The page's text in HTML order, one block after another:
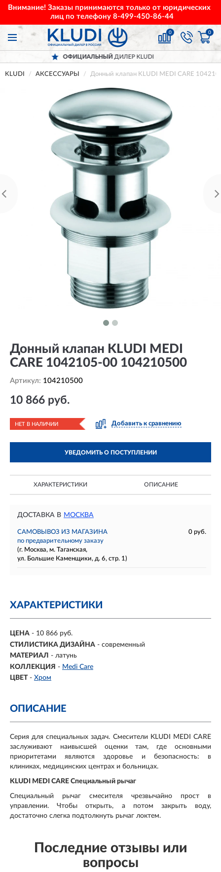
Внимание! Заказы принимаются только от юридических
лиц по телефону 8-499-450-86-44
0 0
ОФИЦИАЛЬНЫЙДИЛЕР KLUDI
KLUDI АКСЕССУАРЫ Донный клапан KLUDI MEDI CARE
Донный клапан KLUDI MEDI
CARE 1042105-00 104210500
Артикул: 104210500
10 866 руб.
НЕТ В НАЛИЧИИ Добавить к сравнению
УВЕДОМИТЬ О ПОСТУПЛЕНИИ
ХАРАКТЕРИСТИКИ ОПИСАНИЕ
ДОСТАВКА В МОСКВА
САМОВЫВОЗ ИЗ МАГАЗИНА
0 руб.
по предварительному заказу
(г. Москва, м. Таганская,
ул. Большие Каменщики, д. 6, стр. 1)
ХАРАКТЕРИСТИКИ
ЦЕНА - 10 866 руб.
СТИЛИСТИКА ДИЗАЙНА - современный
МАТЕРИАЛ - латунь
КОЛЛЕКЦИЯ - Medi Care
ЦВЕТ - Хром
ОПИСАНИЕ
Серия для специальных задач. Смесители KLUDI MEDI CARE
заслуживают наивысшей оценки там, где основными
приоритетами являются здоровье и безопасность: в
клиниках, медицинских центрах и больницах.
KLUDI MEDI CARE Специальный рычаг
Специальный рычаг смесителя чрезвычайно прост в
управлении. Чтобы открыть, а потом закрыть воду,
достаточно слегка подтолкнуть рычаг локтем.
Последние отзывы или
вопросы